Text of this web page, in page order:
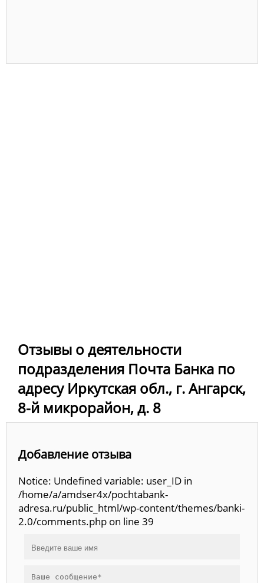
Отзывы о деятельности
подразделения Почта Банка по
адресу Иркутская обл., г. Ангарск,
8-й микрорайон, д. 8
Добавление отзыва
Notice: Undefined variable: user_ID in
/home/a/amdser4x/pochtabank-
adresa.ru/public_html/wp-content/themes/banki-
2.0/comments.php on line 39